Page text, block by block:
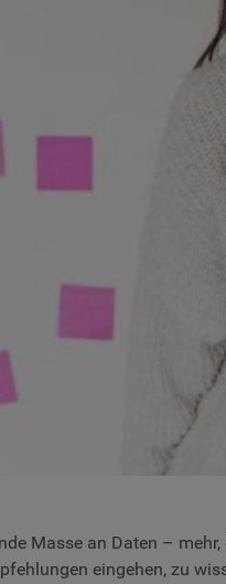
Masse an Daten –
eingehen, zu